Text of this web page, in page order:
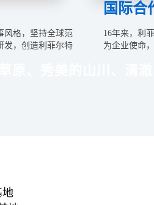
风格，坚持全球范
发，创造利菲尔特
国际合
16年来，利
为企业使命
原、秀美的山川、清